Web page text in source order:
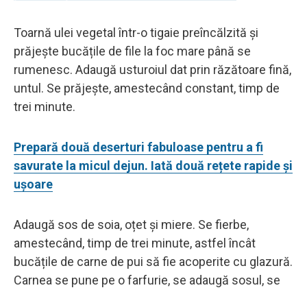
Toarnă ulei vegetal într-o tigaie preîncălzită și
prăjește bucățile de file la foc mare până se
rumenesc. Adaugă usturoiul dat prin răzătoare fină,
untul. Se prăjește, amestecând constant, timp de
trei minute.
Prepară două deserturi fabuloase pentru a fi
savurate la micul dejun. Iată două rețete rapide și
ușoare
Adaugă sos de soia, oțet și miere. Se fierbe,
amestecând, timp de trei minute, astfel încât
bucățile de carne de pui să fie acoperite cu glazură.
Carnea se pune pe o farfurie, se adaugă sosul, se